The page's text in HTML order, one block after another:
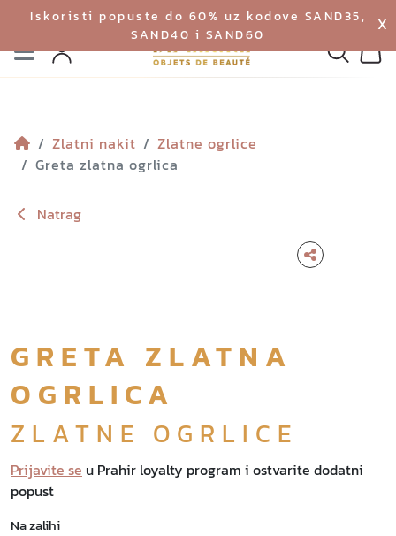
Iskoristi popuste do 60% uz kodove SAND35,
SAND40 i SAND60
X
Izbornik
Profil
Zlatni nakit
Zlatne ogrlice
Greta zlatna ogrlica
Natrag
GRETA ZLATNA
OGRLICA
ZLATNE OGRLICE
Prijavite se u Prahir loyalty program i ostvarite dodatni
popust
Na zalihi